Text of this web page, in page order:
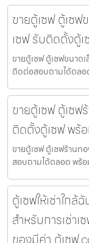
ขายตู้เซฟ ตู้เซ
เซฟ รับติดตั้งตู้
ขายตู้เซฟ ตู้เซฟขนาด
ติดต่อสอบถามได้ตลอ
ขายตู้เซฟ ตู้เซ
ติดตั้งตู้เซฟ พร้
ขายตู้เซฟ ตู้เซฟร้านท
สอบถามได้ตลอด พร้อ
ตู้เซฟให้เช่าใก
สำหรับการเช่า